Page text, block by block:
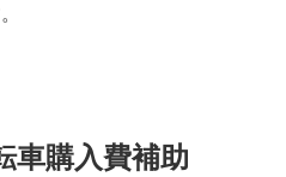
車購入費補助